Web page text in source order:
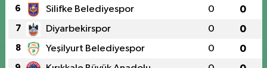
6 Silifke Belediyespor 0 0
7 Diyarbekirspor 0 0
8 Yeşilyurt Belediyespor 0 0